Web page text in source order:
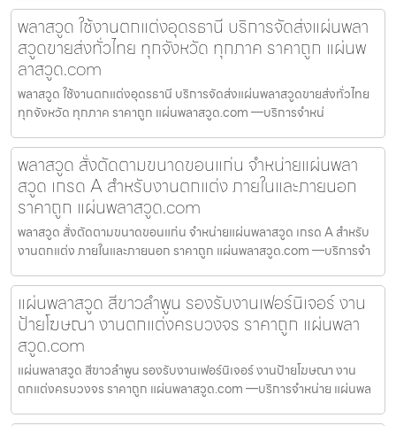
พลาสวูด ใช้งานตกแต่งอุดรธานี บริการจัดส่งแผ่นพลา
สวูดขายส่งทั่วไทย ทุกจังหวัด ทุกภาค ราคาถูก แผ่นพ
ลาสวูด.com
พลาสวูด ใช้งานตกแต่งอุดรธานี บริการจัดส่งแผ่นพลาสวูดขายส่งทั่วไทย
ทุกจังหวัด ทุกภาค ราคาถูก แผ่นพลาสวูด.com —บริการจำหน่
พลาสวูด สั่งตัดตามขนาดขอนแก่น จำหน่ายแผ่นพลา
สวูด เกรด A สำหรับงานตกแต่ง ภายในและภายนอก
ราคาถูก แผ่นพลาสวูด.com
พลาสวูด สั่งตัดตามขนาดขอนแก่น จำหน่ายแผ่นพลาสวูด เกรด A สำหรับ
งานตกแต่ง ภายในและภายนอก ราคาถูก แผ่นพลาสวูด.com —บริการจำ
แผ่นพลาสวูด สีขาวลำพูน รองรับงานเฟอร์นิเจอร์ งาน
ป้ายโฆษณา งานตกแต่งครบวงจร ราคาถูก แผ่นพลา
สวูด.com
แผ่นพลาสวูด สีขาวลำพูน รองรับงานเฟอร์นิเจอร์ งานป้ายโฆษณา งาน
ตกแต่งครบวงจร ราคาถูก แผ่นพลาสวูด.com —บริการจำหน่าย แผ่นพล